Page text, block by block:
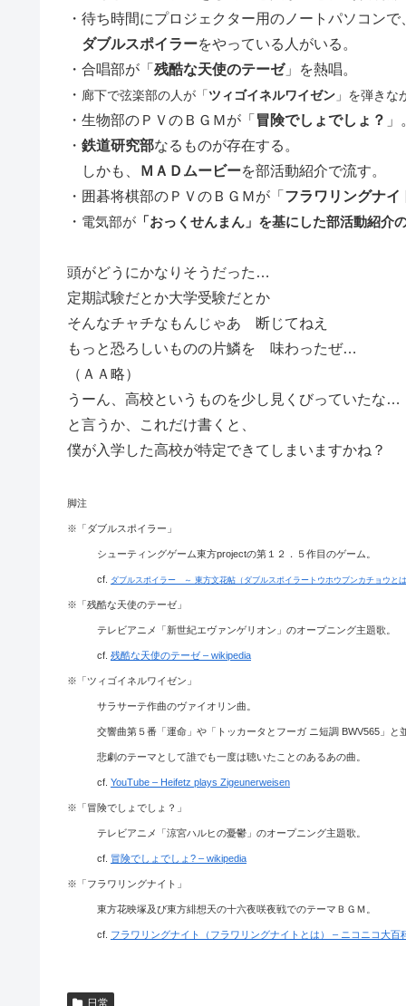
・待ち時間にプロジェクター用のノートパソコンで
ダブルスポイラーをやっている人がいる。
・合唱部が「 残酷な天使のテーゼ」を熱唱。
・ 廊下で弦楽部の人が「ツィゴイネルワイゼン 」を弾きな
・生物部のＰＶのＢＧＭが「 冒険でしょでしょ？ 」
・ 鉄道研究部なるものが存在する。
しかも、
ＭＡＤムービーを部活動紹介で流す。
・囲碁将棋部のＰＶのＢＧＭが「 フラワリングナイ
・ 電気部が 「おっくせんまん」を基にした部活動紹介
頭がどうにかなりそうだった…
定期試験だとか大学受験だとか
そんなチャチなもんじゃあ 断じてねえ
もっと恐ろしいものの片鱗を 味わったぜ…
（ＡＡ略）
うーん、高校というものを少し見くびっていたな…
と言うか、これだけ書くと、
僕が入学した高校が特定できてしまいますかね？
脚注
※「ダブルスポイラー」
シューティングゲーム東方projectの第１２．５作目のゲーム。
cf. ダブルスポイラー ～ 東方文花帖（ダブルスポイラートウホウブンカチョウと
※「残酷な天使のテーゼ」
テレビアニメ「新世紀エヴァンゲリオン」のオープニング主題歌。
cf. 残酷な天使のテーゼ – wikipedia
※「ツィゴイネルワイゼン」
サラサーテ作曲のヴァイオリン曲。
交響曲第５番「運命」や「トッカータとフーガ ニ短調 BWV565」と並
悲劇のテーマとして誰でも一度は聴いたことのあるあの曲。
cf. YouTube – Heifetz plays Zigeunerweisen
※「冒険でしょでしょ？」
テレビアニメ「涼宮ハルヒの憂鬱」のオープニング主題歌。
cf. 冒険でしょでしょ? – wikipedia
※「フラワリングナイト」
東方花映塚及び東方緋想天の十六夜咲夜戦でのテーマＢＧＭ。
cf. フラワリングナイト（フラワリングナイトとは） – ニコニコ大百
日常